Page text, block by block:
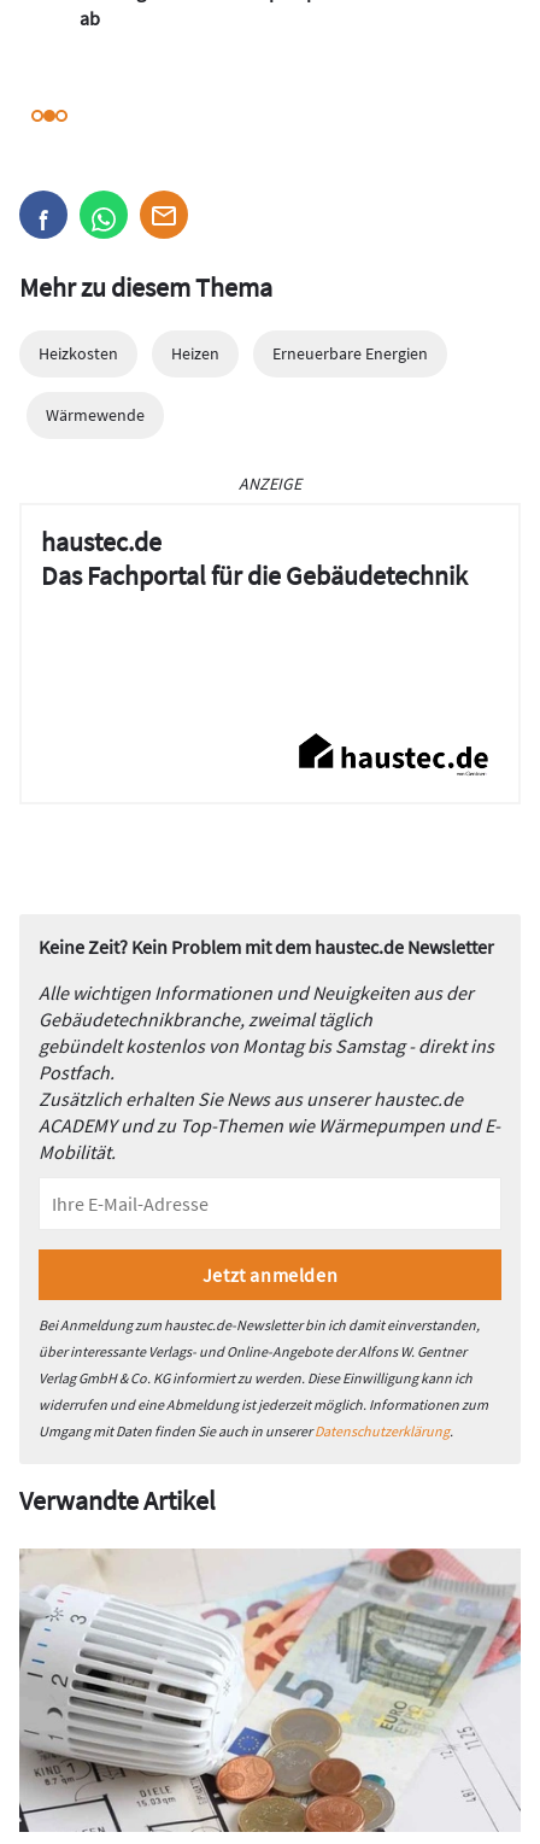
ab
Mehr zu diesem Thema
Heizkosten Heizen Erneuerbare Energien
Wärmewende
ANZEIGE
haustec.de
Das Fachportal für die Gebäudetechnik
Keine Zeit? Kein Problem mit dem haustec.de Newsletter
Alle wichtigen Informationen und Neuigkeiten aus der
Gebäudetechnikbranche, zweimal täglich
gebündelt kostenlos von Montag bis Samstag - direkt ins
Postfach.
Zusätzlich erhalten Sie News aus unserer haustec.de
ACADEMY und zu Top-Themen wie Wärmepumpen und E-
Mobilität.
Bei Anmeldung zum haustec.de-Newsletter bin ich damit einverstanden,
über interessante Verlags- und Online-Angebote der Alfons W. Gentner
Verlag GmbH & Co. KG informiert zu werden. Diese Einwilligung kann ich
widerrufen und eine Abmeldung ist jederzeit möglich. Informationen zum
Umgang mit Daten finden Sie auch in unsererDatenschutzerklärung.
Verwandte Artikel